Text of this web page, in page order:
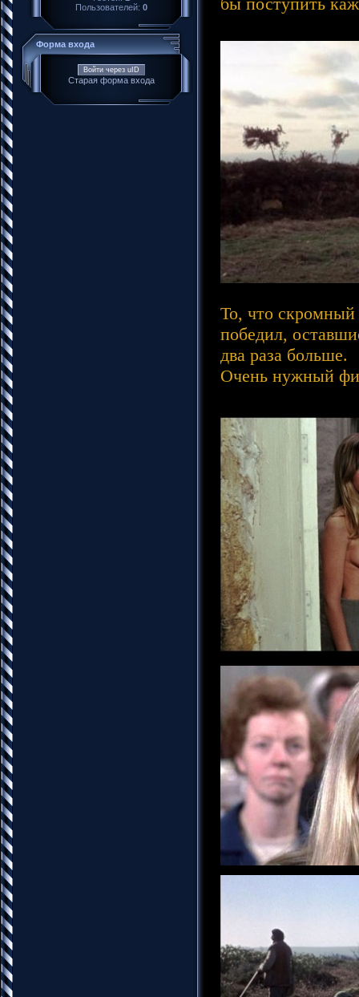
Пользователей: 0
Форма входа
Войти через uID
Старая форма входа
То, что скромный
победил,
два раза больше.
Очень нужный